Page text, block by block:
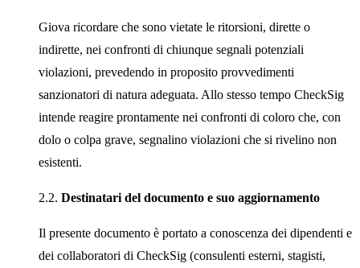
Giova ricordare che sono vietate le ritorsioni, dirette o
indirette, nei confronti di chiunque segnali potenziali
violazioni, prevedendo in proposito provvedimenti
sanzionatori di natura adeguata. Allo stesso tempo CheckSig
intende reagire prontamente nei confronti di coloro che, con
dolo o colpa grave, segnalino violazioni che si rivelino non
esistenti.
2.2. Destinatari del documento e suo aggiornamento
Il presente documento è portato a conoscenza dei dipendenti e
dei collaboratori di CheckSig (consulenti esterni, stagisti,